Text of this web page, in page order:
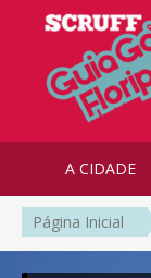
A CIDADE
Página Inicial